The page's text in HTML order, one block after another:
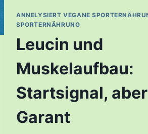
ANNELYSIERT VEGANE
SPORTERNÄHRUNG
Leucin und
Muskelaufbau:
Startsignal,
Garant